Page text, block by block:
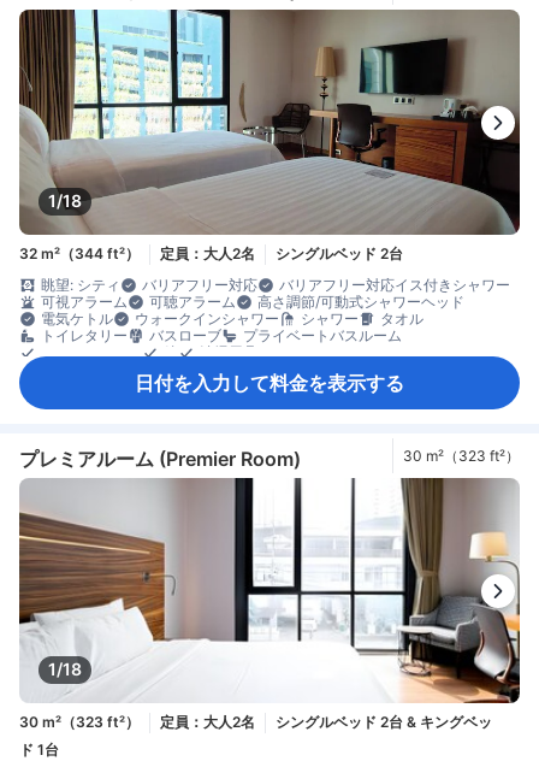
コーヒー/ティーメーカー
飲料水ボトル（無料）
無料インスタントコーヒー
無料ティーバッグ
冷蔵庫 ゴミ箱
最上階リクエスト可
書斎デスク 折りたたみベッド
談話エリア
低層階リクエスト可
アイロン設備
クローゼット
ズボンプレッサー ドレッシングルーム
洋服掛け
ベビーベッド（要リクエスト）
外廊下
エレベーター利用
セーフティボックス（客室内）
ロッカー
安全/セキュリティ対策
一酸化炭素警報器
煙感知器 階段利用 救急箱
禁煙
個別エアコン
消火器
1/18
32 m²（344 ft²） 定員：大人2名
シングルベッド 2台
眺望: シティ
バリアフリー対応
バリアフリー対応イス付きシャワー
可視アラーム
可聴アラーム
高さ調節/可動式シャワーヘッド
電気ケトル
ウォークインシャワー シャワー
タオル
トイレタリー
バスローブ
プライベートバスルーム
鏡
清掃用具
ワイヤレス インターネット
衛星テレビ/ケーブルテレビ
プライベートエントランス
ベッド近くにコンセント
モーニングコール リネン類
快眠グッズ
傘
遮光カーテン 手指消毒ジェル提供
防音設備
コーヒー/ティーメーカー
飲料水ボトル（無料）
果物/スナック
無料ティーバッグ
冷蔵庫
カーペット ソファ
高層階
最上階リクエスト可
書斎デスク 窓側
談話エリア
低層階リクエスト可
アイロン設備
クローゼット
ズボンプレッサー
ベビーベッド（要リクエスト）
外廊下
エレベーター利用
セーフティボックス（客室内）
ロッカー
安全/セキュリティ対策 一酸化炭素警報器
煙感知器
階段利用
救急箱 禁煙 個別エアコン 消火器
日付を入力して料金を表示する
プレミアルーム (Premier Room) 30 m²（323 ft²）
1/18
30 m²（323 ft²） 定員：大人2名
シングルベッド 2台 & キングベッ
ド 1台